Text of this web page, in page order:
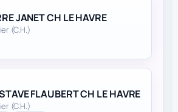
JANET CH LE HAVRE
(C.H.)
FLAUBERT CH LE HAVRE
(C.H.)